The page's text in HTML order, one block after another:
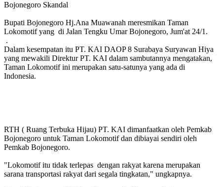
Bojonegoro Skandal
Bupati Bojonegoro Hj.Ana Muawanah meresmikan Taman
Lokomotif yang di Jalan Tengku Umar Bojonegoro, Jum'at 24/1.
.
Dalam kesempatan itu PT. KAI DAOP 8 Surabaya Suryawan Hiya
yang mewakili Direktur PT. KAI dalam sambutannya mengatakan,
Taman Lokomotif ini merupakan satu-satunya yang ada di
Indonesia.
RTH ( Ruang Terbuka Hijau) PT. KAI dimanfaatkan oleh Pemkab
Bojonegoro untuk Taman Lokomotif dan dibiayai sendiri oleh
Pemkab Bojonegoro.
"Lokomotif itu tidak terlepas dengan rakyat karena merupakan
sarana transportasi rakyat dari segala tingkatan," ungkapnya.